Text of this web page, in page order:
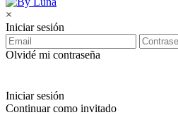
×
Iniciar sesión
Olvidé mi contraseña
Iniciar sesión
Continuar como invitado